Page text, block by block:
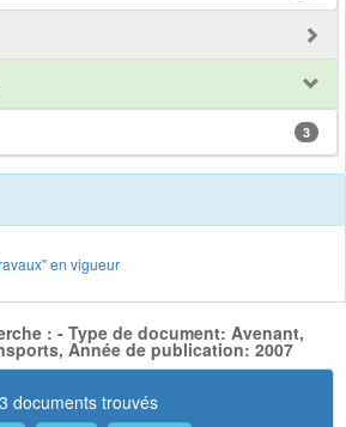
3
en vigueur
: - Type de document: Avenant,
Année de publication: 2007
3 documents trouvés